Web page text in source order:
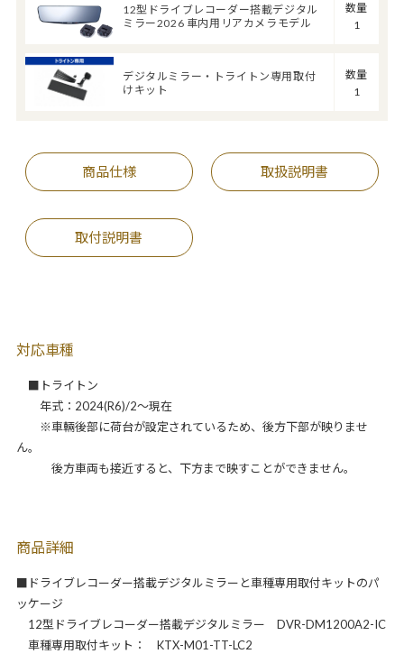
12型ドライブレコーダー搭載デジタル
ミラー2026 車内用リアカメラモデル
数量
1
デジタルミラー・トライトン専用取付
けキット
数量
1
商品仕様 取扱説明書
取付説明書
対応車種
■トライトン
年式：2024(R6)/2～現在
※車輛後部に荷台が設定されているため、後方下部が映りませ
ん。
後方車両も接近すると、下方まで映すことができません。
商品詳細
■ドライブレコーダー搭載デジタルミラーと車種専用取付キットのパ
ッケージ
12型ドライブレコーダー搭載デジタルミラー DVR-DM1200A2-IC
車種専用取付キット： KTX-M01-TT-LC2